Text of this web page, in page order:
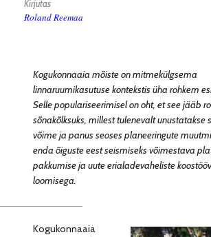
Kirjutas
Roland Reemaa
Kogukonnaaia mõiste on mitmekülgsema
linnaruumikasutuse kontekstis üha rohkem
Selle populariseerimisel on oht, et see jääb
sõnakõlksuks, millest tulenevalt unustatakse
võime ja panus seoses planeeringute
enda õiguste eest seismiseks võimestava
pakkumise ja uute erialadevaheliste
loomisega.
Kogukonnaaia